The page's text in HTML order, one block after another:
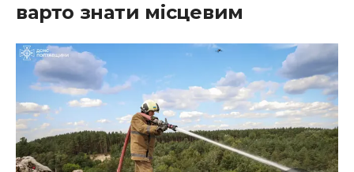
варто знати місцевим